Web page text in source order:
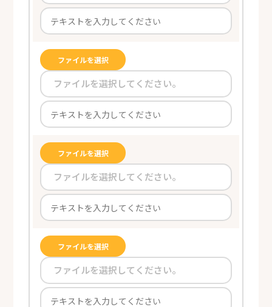
ファイルを選択
ファイルを選択してください。
ファイルを選択
ファイルを選択してください。
ファイルを選択
ファイルを選択してください。